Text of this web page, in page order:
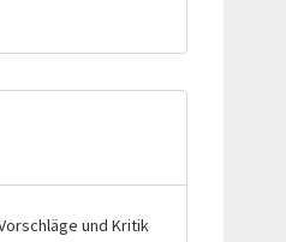
und Kritik